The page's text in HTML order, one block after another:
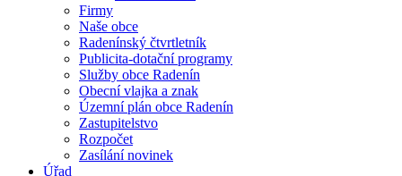
Firmy
Naše obce
Radenínský čtvrtletník
Publicita-dotační programy
Služby obce Radenín
Obecní vlajka a znak
Územní plán obce Radenín
Zastupitelstvo
Rozpočet
Zasílání novinek
Úřad